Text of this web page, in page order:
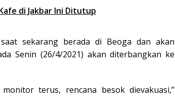
di Jakbar Ini Ditutup
sekarang berada di Beoga dan akan
Senin (26/4/2021) akan diterbangkan ke
terus, rencana besok dievakuasi,”